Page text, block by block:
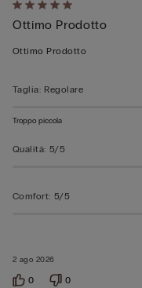
Valutato
5
su
2 ago 2026
Ottimo Prodotto
Ottimo Prodotto
Taglia: Regolare
Troppo piccola
Qualità: 5/5
Comfort: 5/5
0 0